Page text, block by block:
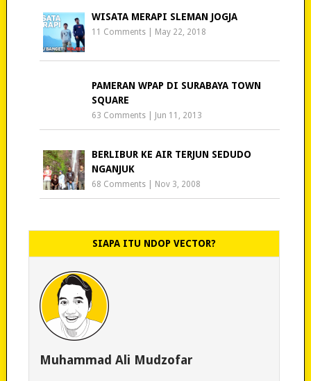
WISATA MERAPI SLEMAN JOGJA
11 Comments May 22, 2018
PAMERAN WPAP DI SURABAYA TOWN
SQUARE
63 Comments Jun 11, 2013
BERLIBUR KE AIR TERJUN SEDUDO
NGANJUK
68 Comments Nov 3, 2008
SIAPA ITU NDOP VECTOR?
Muhammad Ali Mudzofar